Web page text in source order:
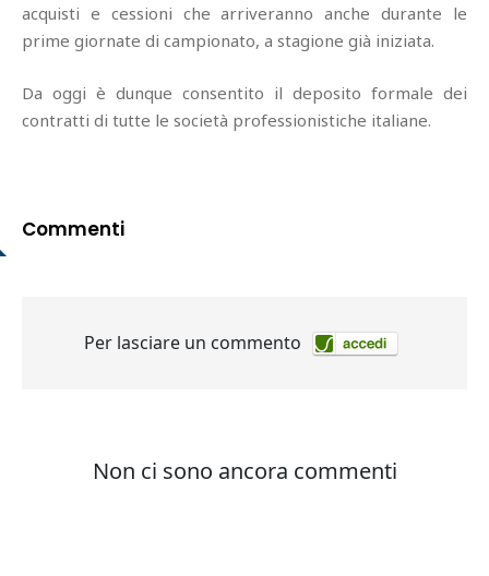
acquisti e cessioni che arriveranno anche durante le
prime giornate di campionato, a stagione già iniziata.
Da oggi è dunque consentito il deposito formale dei
contratti di tutte le società professionistiche italiane.
Commenti